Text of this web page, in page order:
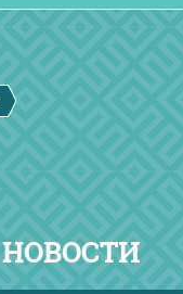
НОВОСТИ